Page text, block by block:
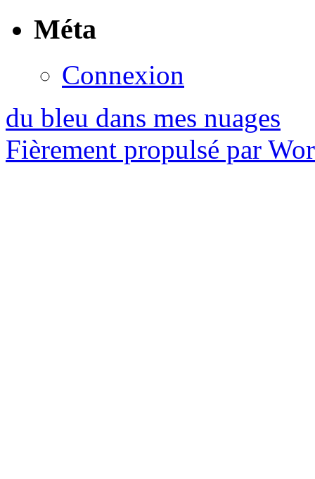
Méta
Connexion
du bleu dans mes nuages
Fièrement propulsé par